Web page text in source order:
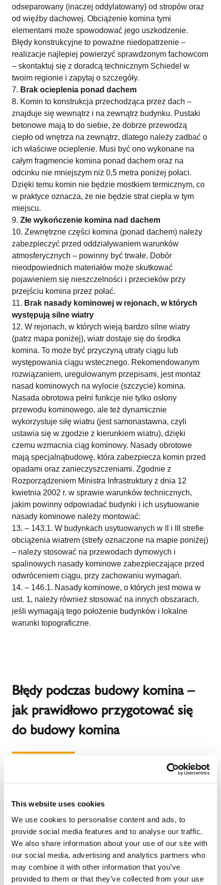
This website uses cookies
We use cookies to personalise content and ads, to
provide social media features and to analyse our traffic.
We also share information about your use of our site with
our social media, advertising and analytics partners who
may combine it with other information that you’ve
provided to them or that they’ve collected from your use
odseparowany (inaczej oddylatowany) od stropów oraz
od więźby dachowej. Obciążenie komina tymi
elementami może spowodować jego uszkodzenie.
Błędy konstrukcyjne to poważne niedopatrzenie –
realizacje najlepiej powierzyć sprawdzonym fachowcom
– skontaktuj się z doradcą technicznym Schiedel w
twoim regionie i zapytaj o szczegóły.
Brak ocieplenia ponad dachem
Komin to konstrukcja przechodząca przez dach –
znajduje się wewnątrz i na zewnątrz budynku. Pustaki
betonowe mają to do siebie, że dobrze przewodzą
ciepło od wnętrza na zewnątrz, dlatego należy zadbać o
ich właściwe ocieplenie. Musi być ono wykonane na
całym fragmencie komina ponad dachem oraz na
odcinku nie mniejszym niż 0,5 metra poniżej połaci.
Dzięki temu komin nie będzie mostkiem termicznym, co
w praktyce oznacza, że nie będzie strat ciepła w tym
miejscu.
Złe wykończenie komina nad dachem
Zewnętrzne części komina (ponad dachem) należy
zabezpieczyć przed oddziaływaniem warunków
atmosferycznych – powinny być trwałe. Dobór
nieodpowiednich materiałów może skutkować
pojawieniem się nieszczelności i przecieków przy
przejściu komina przez połać.
Brak nasady kominowej w rejonach, w których
występują silne wiatry
W rejonach, w których wieją bardzo silne wiatry
(patrz mapa poniżej), wiatr dostaje się do środka
komina. To może być przyczyną utraty ciągu lub
występowania ciągu wstecznego. Rekomendowanym
rozwiązaniem, uregulowanym przepisami, jest montaż
nasad kominowych na wylocie (szczycie) komina.
Nasada obrotowa pełni funkcje nie tylko osłony
przewodu kominowego, ale też dynamicznie
wykorzystuje siłę wiatru (jest samonastawna, czyli
ustawia się w zgodzie z kierunkiem wiatru), dzięki
czemu wzmacnia ciąg kominowy. Nasady obrotowe
mają specjalnąbudowę, która zabezpiecza komin przed
opadami oraz zanieczyszczeniami. Zgodnie z
Rozporządzeniem Ministra Infrastruktury z dnia 12
kwietnia 2002 r. w sprawie warunków technicznych,
jakim powinny odpowiadać budynki i ich usytuowanie
nasady kominowe należy montować:
– 143.1. W budynkach usytuowanych w II i III strefie
obciążenia wiatrem (strefy oznaczone na mapie poniżej)
– należy stosować na przewodach dymowych i
spalinowych nasady kominowe zabezpieczające przed
odwróceniem ciągu, przy zachowaniu wymagań.
– 146.1. Nasady kominowe, o których jest mowa w
ust. 1, należy również stosować na innych obszarach,
jeśli wymagają tego położenie budynków i lokalne
warunki topograficzne.
Błędy podczas budowy komina –
jak prawidłowo przygotować się
do budowy komina
Pierwszym podstawowym elementem przygotowania się
do budowy komina jest wybór urządzenia grzewczego.
Następnie możemy przejść do systemu kominowego.
Przy wyborze komina zwracamy uwagę na dwa
najważniejsze aspekty:
jakość wykonania komina
parametry: wysokość i przekrój komina
Tak jak wspominaliśmy, komin dostosowujemy do